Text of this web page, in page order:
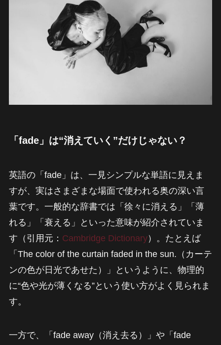
「fade」は“消えていく”だけじゃない？
英語の「fade」は、一見シンプルな単語に見えま
すが、実はさまざまな場面で使われる奥の深い言
葉です。一般的な辞書では「徐々に消える」「薄
れる」「衰える」といった意味が紹介されていま
す（引用元： Cambridge Dictionary）。たとえば
「The color of the curtain faded in the sun.（カーテ
ンの色が日光であせた）」というように、物理的
に“色や光が薄くなる”という使い方がよく見られま
す。
一方で、「fade away（消え去る）」や「fade